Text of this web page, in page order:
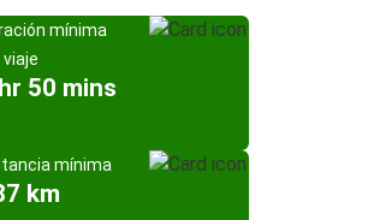
mínima
viaje
50 mins
mínima
km